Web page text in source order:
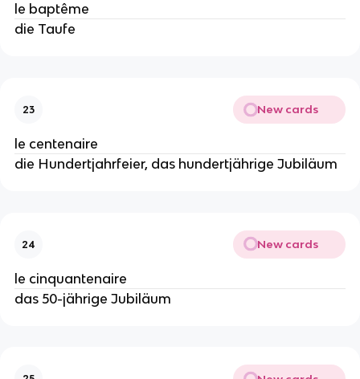
le baptême
die Taufe
23 New cards
le centenaire
die Hundertjahrfeier, das hundertjährige Jubiläum
24 New cards
le cinquantenaire
das 50-jährige Jubiläum